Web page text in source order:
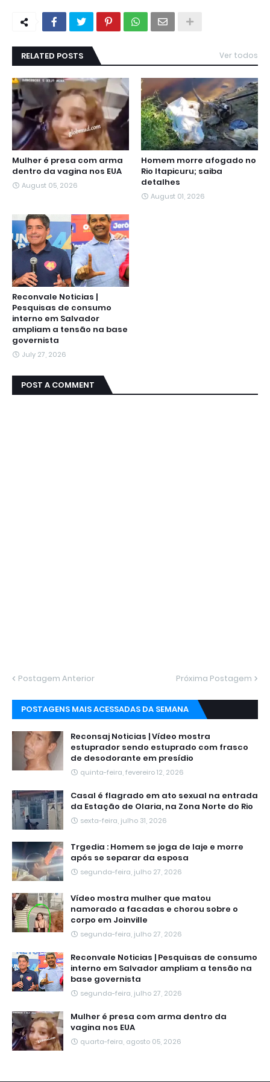
RELATED POSTS Ver todos
Mulher é presa com arma
dentro da vagina nos EUA
August 05, 2026
Homem morre afogado no
Rio Itapicuru; saiba
detalhes
August 01, 2026
Reconvale Noticias |
Pesquisas de consumo
interno em Salvador
ampliam a tensão na base
governista
July 27, 2026
POST A COMMENT
Postagem Anterior Próxima Postagem
POSTAGENS MAIS ACESSADAS DA SEMANA
Reconsaj Noticias | Vídeo mostra
estuprador sendo estuprado com frasco
de desodorante em presídio
quinta-feira, fevereiro 12, 2026
Casal é flagrado em ato sexual na entrada
da Estação de Olaria, na Zona Norte do Rio
sexta-feira, julho 31, 2026
Trgedia : Homem se joga de laje e morre
após se separar da esposa
segunda-feira, julho 27, 2026
Vídeo mostra mulher que matou
namorado a facadas e chorou sobre o
corpo em Joinville
segunda-feira, julho 27, 2026
Reconvale Noticias | Pesquisas de consumo
interno em Salvador ampliam a tensão na
base governista
segunda-feira, julho 27, 2026
Mulher é presa com arma dentro da
vagina nos EUA
quarta-feira, agosto 05, 2026